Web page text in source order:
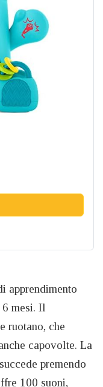
apprendimento
mesi. Il
ruotano, che
capovolte. La
premendo
100 suoni,